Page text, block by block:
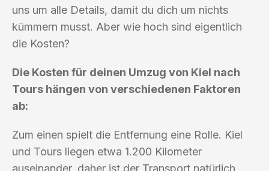
uns um alle Details, damit du dich um nichts
kümmern musst. Aber wie hoch sind eigentlich
die Kosten?
Die Kosten für deinen Umzug von Kiel nach
Tours hängen von verschiedenen Faktoren
ab:
Zum einen spielt die Entfernung eine Rolle. Kiel
und Tours liegen etwa 1.200 Kilometer
auseinander, daher ist der Transport natürlich